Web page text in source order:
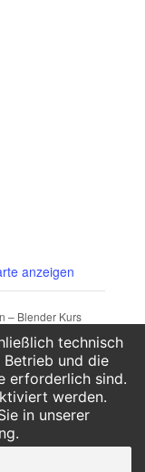
anzeigen
– Blender Kurs
technisch
und die
erforderlich sind.
werden.
in unserer